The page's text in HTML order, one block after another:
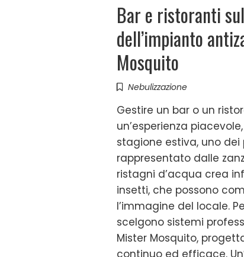
Bar e ristoranti
dell’impianto
Mosquito
Nebulizzazione
Gestire un bar o un
un’esperienza
stagione estiva, uno
rappresentato dalle
ristagni d’acqua crea
insetti, che possono
l’immagine del locale.
scelgono sistemi
Mister Mosquito,
continuo ed efficace.